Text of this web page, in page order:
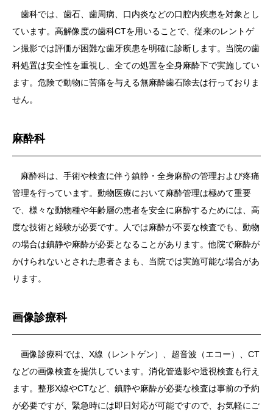
歯科では、歯石、歯周病、口内炎などの口腔内疾患を対象とし
ています。高解像度の歯科CTを用いることで、従来のレントゲ
ン撮影では評価が困難な歯牙疾患を明確に診断します。当院の歯
科処置は安全性を重視し、全ての処置を全身麻酔下で実施してい
ます。危険で動物に苦痛を与える無麻酔歯石除去は行っておりま
せん。
麻酔科
麻酔科は、手術や検査に伴う鎮静・全身麻酔の管理および疼痛
管理を行っています。動物医療において麻酔管理は極めて重要
で、様々な動物種や年齢層の患者を安全に麻酔するためには、高
度な技術と経験が必要です。人では麻酔が不要な検査でも、動物
の場合は鎮静や麻酔が必要となることがあります。他院で麻酔が
かけられないとされた患者さまも、当院では実施可能な場合があ
ります。
画像診療科
画像診療科では、X線（レントゲン）、超音波（エコー）、CT
などの画像検査を提供しています。消化管造影や透視検査も行え
ます。整形X線やCTなど、鎮静や麻酔が必要な検査は事前の予約
が必要ですが、緊急時には即日対応が可能ですので、お気軽にご